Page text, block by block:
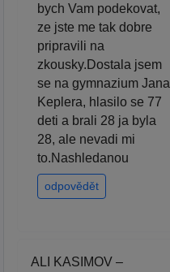
bych Vam podekovat,
ze jste me tak dobre
pripravili na
zkousky.Dostala jsem
se na gymnazium Jana
Keplera, hlasilo se 77
deti a brali 28 ja byla
28, ale nevadi mi
to.Nashledanou
odpovědět
ALI KASIMOV –